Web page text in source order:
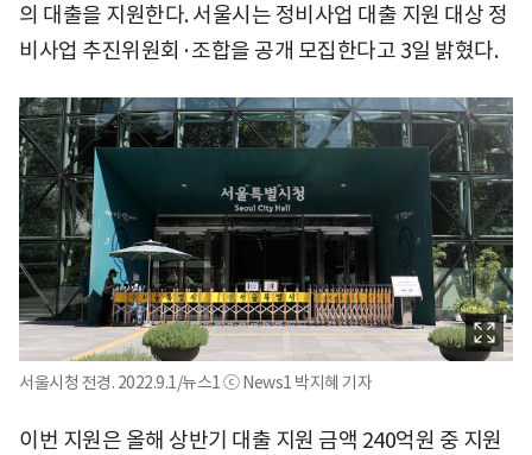
의 대출을 지원한다. 서울시는 정비사업 대출 지원 대상 정
비사업 추진위원회·조합을 공개 모집한다고 3일 밝혔다.
서울시청 전경. 2022.9.1/뉴스1 ⓒ News1 박지혜 기자
이번 지원은 올해 상반기 대출 지원 금액 240억원 중 지원